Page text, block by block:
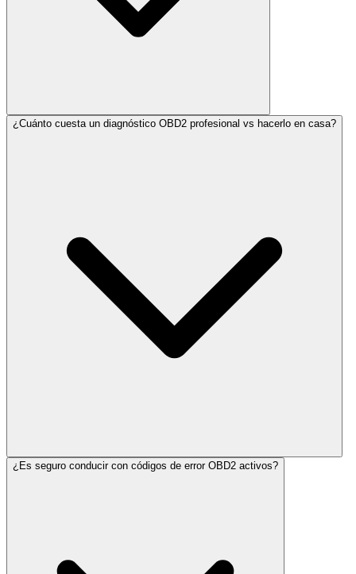
¿Cuánto cuesta un diagnóstico OBD2 profesional vs hacerlo en casa?
¿Es seguro conducir con códigos de error OBD2 activos?